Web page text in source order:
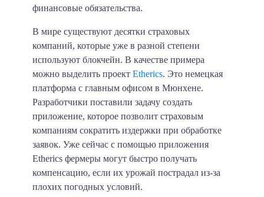
финансовые обязательства.
В мире существуют десятки страховых
компаний, которые уже в разной степени
используют блокчейн. В качестве примера
можно выделить проект Etherics. Это немецкая
платформа с главным офисом в Мюнхене.
Разработчики поставили задачу создать
приложение, которое позволит страховым
компаниям сократить издержки при обработке
заявок. Уже сейчас с помощью приложения
Etherics фермеры могут быстро получать
компенсацию, если их урожай пострадал из-за
плохих погодных условий.